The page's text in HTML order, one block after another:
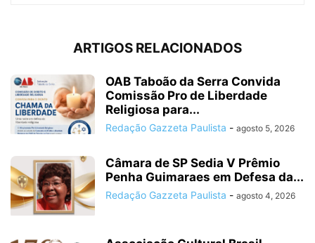
ARTIGOS RELACIONADOS
OAB Taboão da Serra Convida
Comissão Pro de Liberdade
Religiosa para...
Redação Gazzeta Paulista - agosto 5, 2026
Câmara de SP Sedia V Prêmio
Penha Guimaraes em Defesa da...
Redação Gazzeta Paulista - agosto 4, 2026